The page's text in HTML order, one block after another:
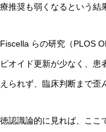
療推奨も弱くなるという結
Fiscella らの研究（PLOS
ピオイド更新が少なく、患
えられず、臨床判断まで歪
徳認識論的に見れば、ここ